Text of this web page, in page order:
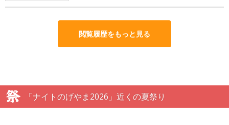
閲覧履歴をもっと見る
「ナイトのげやま2026」近くの夏祭り